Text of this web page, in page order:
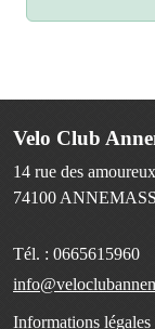
Velo Club
14 rue des amoureux
74100
Tél. : 0665615960
Informations légales